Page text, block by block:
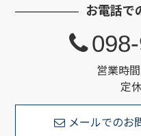
お電話で
営業時
定
メールでのお